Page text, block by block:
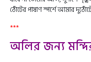
ঠোঁটের পাষাণ স্পর্শে আমার
***
অলির জন্য